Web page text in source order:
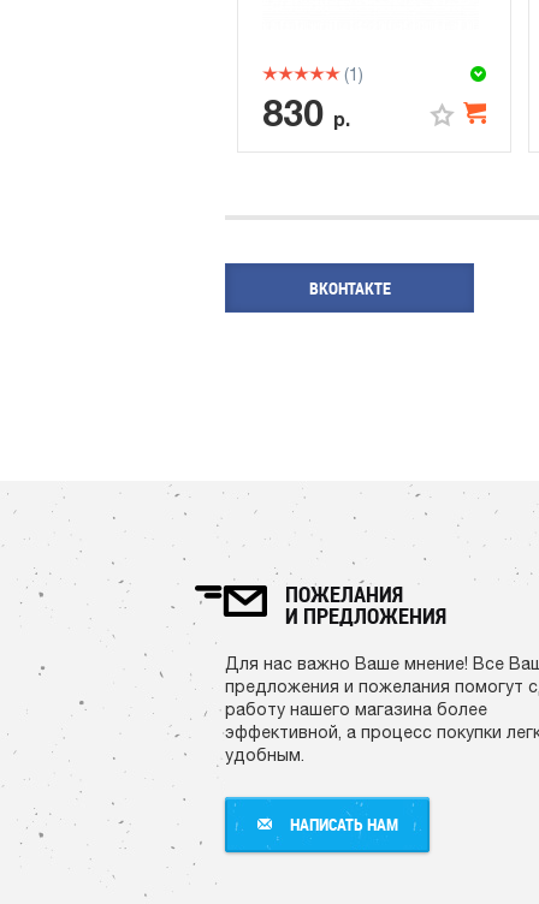
(1)
830 р.
ВКОНТАКТЕ
ПОЖЕЛАНИЯ
И ПРЕДЛОЖЕНИЯ
Для нас важно Ваше мнение! Все
предложения и пожелания помогут
работу нашего магазина более
эффективной, а процесс покупки
удобным.
НАПИСАТЬ НАМ